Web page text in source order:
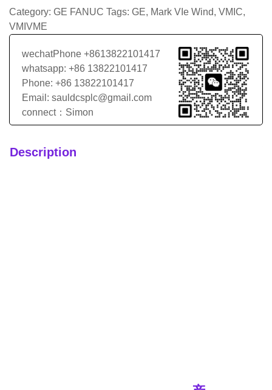
Category: GE FANUC Tags: GE, Mark VIe Wind, VMIC,
VMIVME
wechatPhone +8613822101417
whatsapp: +86 13822101417
Phone: +86 13822101417
Email: sauldcsplc@gmail.com
connect：Simon
Description